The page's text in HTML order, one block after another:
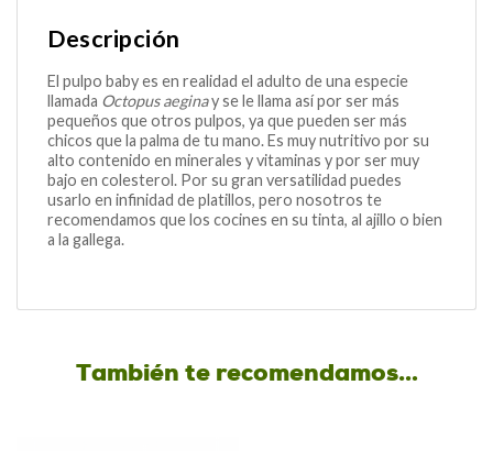
Descripción
El pulpo baby es en realidad el adulto de una especie
llamada Octopus aeginay se le llama así por ser más
pequeños que otros pulpos, ya que pueden ser más
chicos que la palma de tu mano. Es muy nutritivo por su
alto contenido en minerales y vitaminas y por ser muy
bajo en colesterol. Por su gran versatilidad puedes
usarlo en infinidad de platillos, pero nosotros te
recomendamos que los cocines en su tinta, al ajillo o bien
a la gallega.
También te recomendamos…